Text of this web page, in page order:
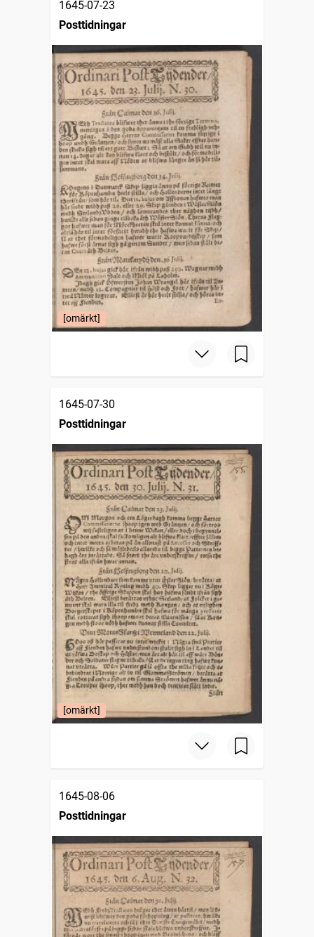
1645-07-23
Posttidningar
[omärkt]
1645-07-30
Posttidningar
[omärkt]
1645-08-06
Posttidningar